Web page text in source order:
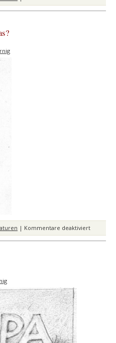
| Kommentare deaktiviertfür
Kanzlerin